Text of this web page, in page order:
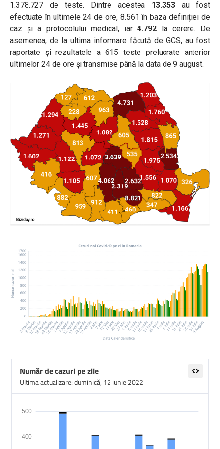
1.378.727 de teste. Dintre acestea 13.353 au fost
efectuate în ultimele 24 de ore, 8.561 în baza definiției de
caz și a protocolului medical, iar4.792 la cerere. De
asemenea, de la ultima informare făcută de GCS, au fost
raportate și rezultatele a 615 teste prelucrate anterior
ultimelor 24 de ore și transmise până la data de 9 august.